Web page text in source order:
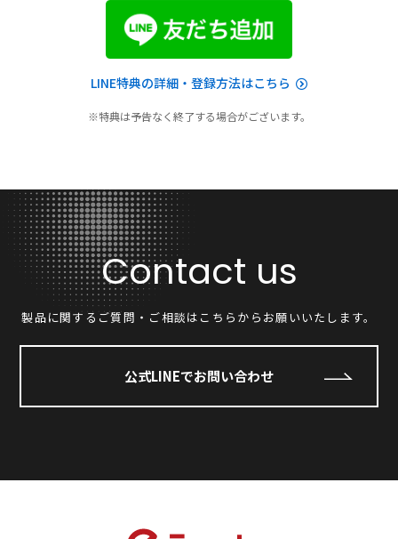
LINE特典の詳細・登録方法はこちら
※特典は予告なく終了する場合がございます。
Contact us
製品に関するご質問・ご相談はこちらからお願いいたします。
公式LINEでお問い合わせ